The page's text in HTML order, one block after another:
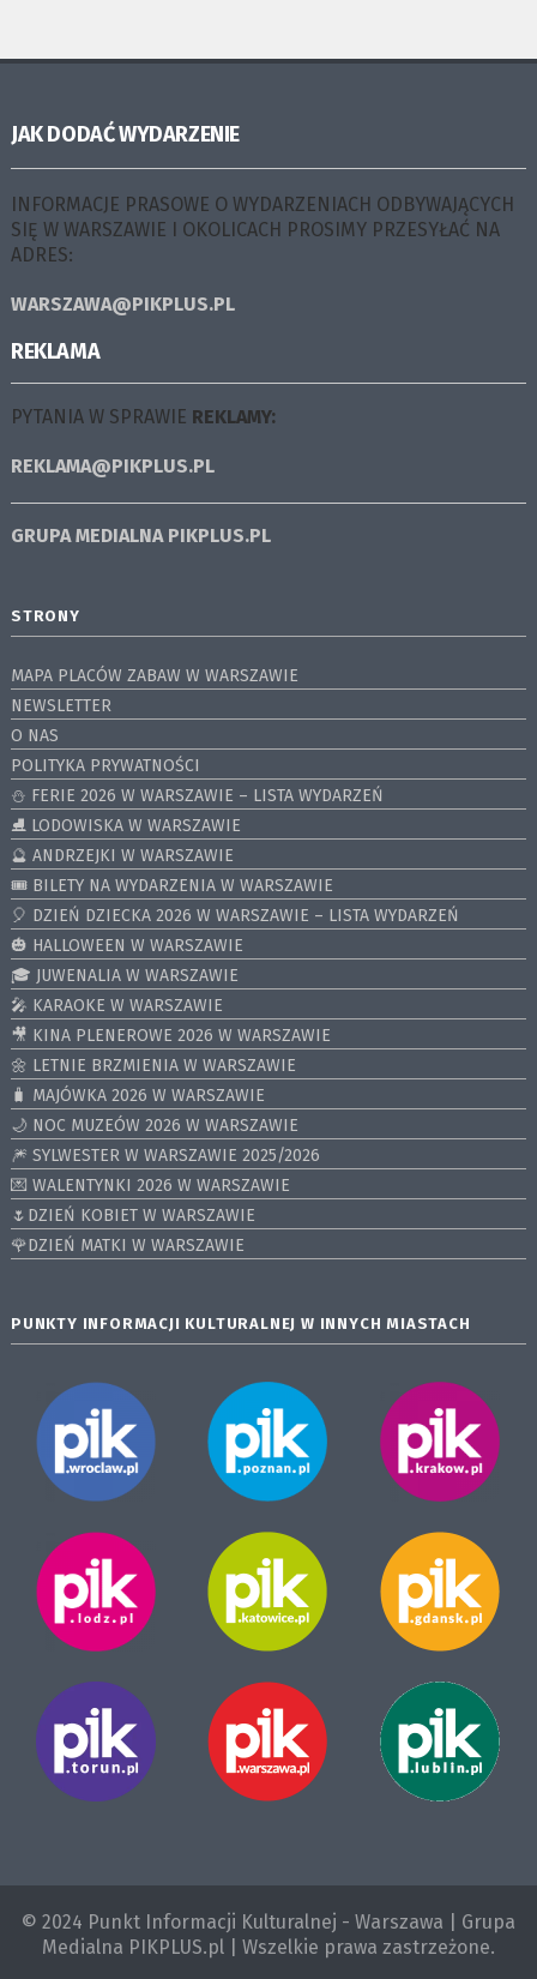
JAK DODAĆ WYDARZENIE
INFORMACJE PRASOWE O WYDARZENIACH ODBYWAJĄCYCH
SIĘ W WARSZAWIE I OKOLICACH PROSIMY PRZESYŁAĆ NA
ADRES:
WARSZAWA@PIKPLUS.PL
REKLAMA
PYTANIA W SPRAWIE REKLAMY:
REKLAMA@PIKPLUS.PL
GRUPA MEDIALNA PIKPLUS.PL
STRONY
MAPA PLACÓW ZABAW W WARSZAWIE
NEWSLETTER
O NAS
POLITYKA PRYWATNOŚCI
⛄️ FERIE 2026 W WARSZAWIE – LISTA WYDARZEŃ
⛸ LODOWISKA W WARSZAWIE
🔮 ANDRZEJKI W WARSZAWIE
🎟️ BILETY NA WYDARZENIA W WARSZAWIE
🎈 DZIEŃ DZIECKA 2026 W WARSZAWIE – LISTA WYDARZEŃ
🎃 HALLOWEEN W WARSZAWIE
🎓 JUWENALIA W WARSZAWIE
🎤 KARAOKE W WARSZAWIE
🎥 KINA PLENEROWE 2026 W WARSZAWIE
🌼 LETNIE BRZMIENIA W WARSZAWIE
🧳 MAJÓWKA 2026 W WARSZAWIE
🌙 NOC MUZEÓW 2026 W WARSZAWIE
🎆 SYLWESTER W WARSZAWIE 2025/2026
💌 WALENTYNKI 2026 W WARSZAWIE
🌷DZIEŃ KOBIET W WARSZAWIE
🌹DZIEŃ MATKI W WARSZAWIE
PUNKTY INFORMACJI KULTURALNEJ W INNYCH MIASTACH
© 2024 Punkt Informacji Kulturalnej - Warszawa | Grupa
Medialna PIKPLUS.pl | Wszelkie prawa zastrzeżone.